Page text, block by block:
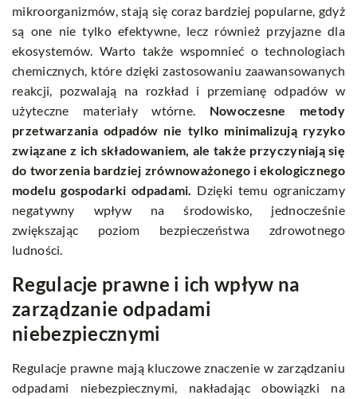
mikroorganizmów, stają się coraz bardziej popularne, gdyż
są one nie tylko efektywne, lecz również przyjazne dla
ekosystemów. Warto także wspomnieć o technologiach
chemicznych, które dzięki zastosowaniu zaawansowanych
reakcji, pozwalają na rozkład i przemianę odpadów w
użyteczne materiały wtórne. Nowoczesne metody
przetwarzania odpadów nie tylko minimalizują ryzyko
związane z ich składowaniem, ale także przyczyniają się
do tworzenia bardziej zrównoważonego i ekologicznego
modelu gospodarki odpadami. Dzięki temu ograniczamy
negatywny wpływ na środowisko, jednocześnie
zwiększając poziom bezpieczeństwa zdrowotnego
ludności.
Regulacje prawne i ich wpływ na
zarządzanie odpadami
niebezpiecznymi
Regulacje prawne mają kluczowe znaczenie w zarządzaniu
odpadami niebezpiecznymi, nakładając obowiązki na